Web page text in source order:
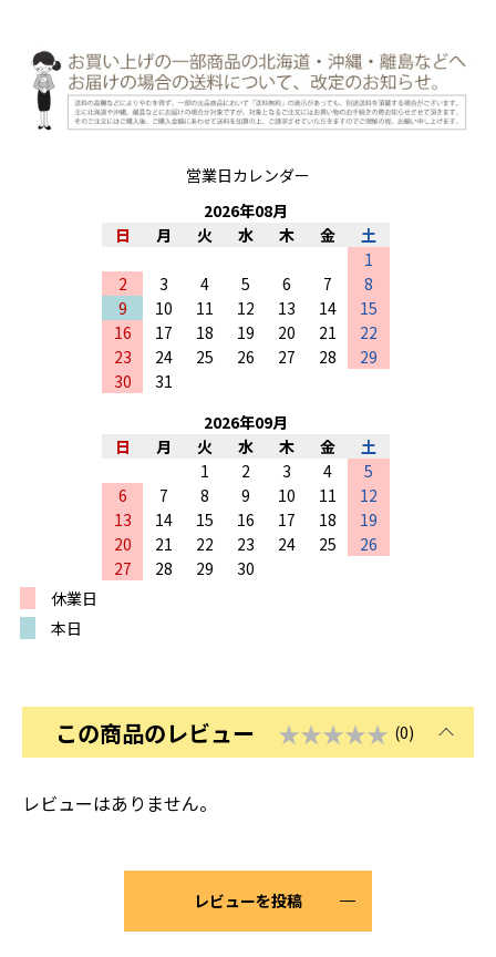
営業日カレンダー
2026年08月
日
月 火 水 木 金
土
1
2
3 4 5 6 7
8
9
10 11 12 13 14
15
16
17 18 19 20 21
22
23
24 25 26 27 28
29
30
31
2026年09月
日
月 火 水 木 金
土
1
2 3 4
5
6
7 8 9 10 11
12
13
14 15 16 17 18
19
20
21 22 23 24 25
26
27
28 29
30
休業日
本日
この商品のレビュー ★★★★★ (0)
レビューはありません。
レビューを投稿